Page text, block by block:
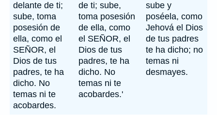
delante de ti;
sube, toma
posesión de
ella, como el
SEÑOR, el
Dios de tus
padres, te ha
dicho. No
temas ni te
acobardes.
de ti; sube,
toma posesión
de ella, como
el SEÑOR, el
Dios de tus
padres, te ha
dicho. No
temas ni te
acobardes.'
sube y
poséela, como
Jehová el Dios
de tus padres
te ha dicho; no
temas ni
desmayes.